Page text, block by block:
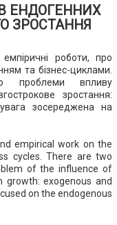
ЕНДОГЕННИХ
ЗРОСТАННЯ
роботи, про
та бізнес-циклами.
проблеми впливу
зростання:
зосереджена на
empirical work on the
cycles. There are two
of the influence of
growth: exogenous and
on the endogenous